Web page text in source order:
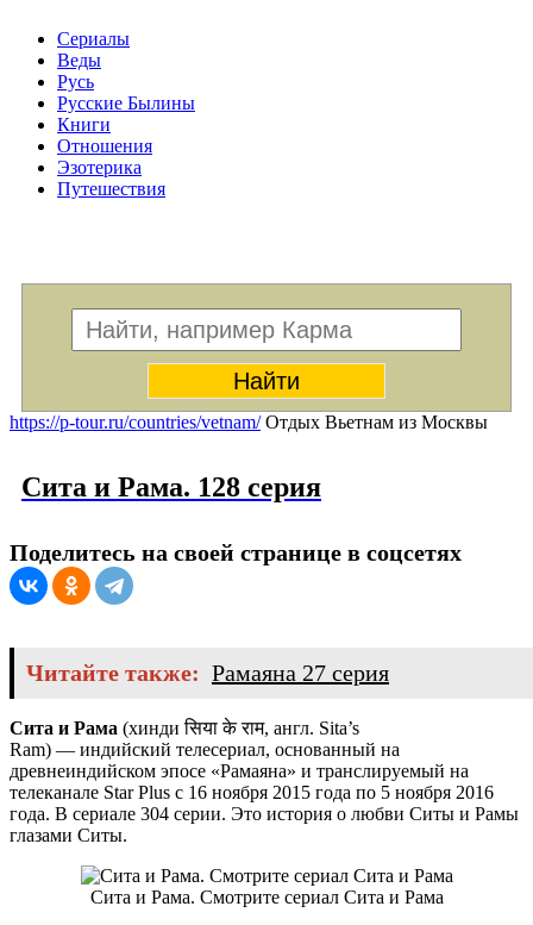
Сериалы
Веды
Русь
Русские Былины
Книги
Отношения
Эзотерика
Путешествия
https://p-tour.ru/countries/vetnam/Отдых Вьетнам из Москвы
Сита и Рама. 128 серия
Поделитесь на своей странице в соцсетях
Читайте также: Рамаяна 27 серия
Сита и Рама (хиндиसिया के राम, англ. Sita’s
Ram) — индийский телесериал, основанный на
древнеиндийском эпосе «Рамаяна» и транслируемый на
телеканале Star Plus с 16 ноября 2015 года по 5 ноября 2016
года. В сериале 304 серии. Это история о любви Ситы и Рамы
глазами Ситы.
Сита и Рама. Смотрите сериал Сита и Рама